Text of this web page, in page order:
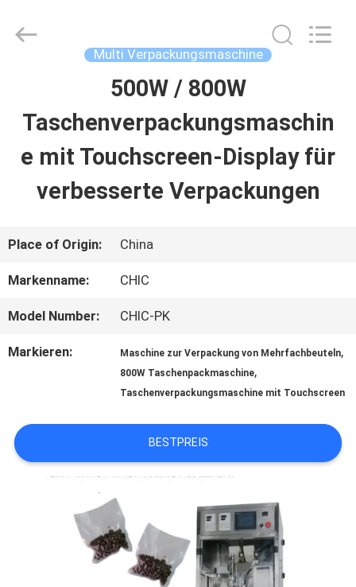
HAUSE
PRODUKTE
ÜBER
UNS
QUALITÄTSKONTROLLE
KONTAKT
NEUIGKEITEN
Machinery
Multi Verpackungsmaschine
500W / 800W
Taschenverpackungsmaschin
e mit Touchscreen-Display für
verbesserte Verpackungen
Place of Origin: China
Markenname: CHIC
Model Number: CHIC-PK
Markieren: Maschine zur Verpackung von Mehrfachbeuteln,
800W Taschenpackmaschine,
Taschenverpackungsmaschine mit Touchscreen
BESTPREIS